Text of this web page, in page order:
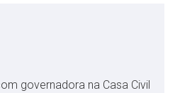
governadora na Casa Civil